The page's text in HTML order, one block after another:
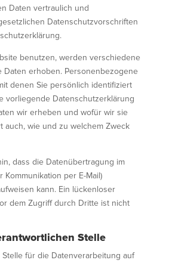
Daten vertraulich und
Datenschutzvorschriften
benutzen, werden verschiedene
Daten erhoben. Personenbezogene
denen Sie persönlich identifiziert
vorliegende Datenschutzerklärung
wir erheben und wofür wir sie
auch, wie und zu welchem Zweck
dass die Datenübertragung im
Kommunikation per E-Mail)
kann. Ein lückenloser
dem Zugriff durch Dritte ist nicht
Stelle
für die Datenverarbeitung auf